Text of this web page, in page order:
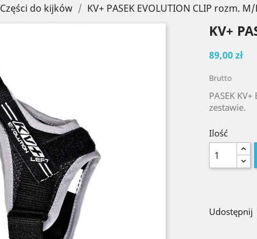
Części do kijków KV+ PASEK EVOLUTION CLIP rozm. M/
KV+
89,00 zł
Brutto
PASEK
zestawie.
Ilość
Udostępnij